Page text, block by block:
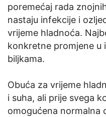
poremećaj rada
nastaju infekcije i
vrijeme hladnoća.
konkretne promjene u
biljkama.
Obuća za vrijeme
i suha, ali prije svega
omogućena normalna